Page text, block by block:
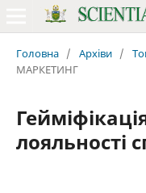
Головна / Архіви /
МАРКЕТИНГ
лояльності